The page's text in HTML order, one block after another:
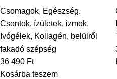
Csomagok, Egészség,
Csontok, ízületek, izmok,
Ivógélek, Kollagén, belülről
fakadó szépség
36 490 Ft
Kosárba teszem